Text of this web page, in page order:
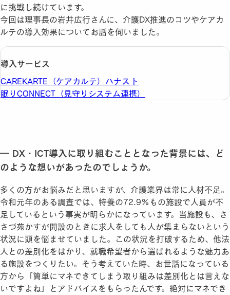
に挑戦し続けています。
今回は理事長の岩井広行さんに、介護DX推進のコツやケアカ
ルテの導入効果についてお話を伺いました。
導入サービス
CAREKARTE（ケアカルテ） ハナスト
眠りCONNECT（見守りシステム連携）
― DX・ICT導入に取り組むこととなった背景には、ど
のような想いがあったのでしょうか。
多くの方がお悩みだと思いますが、介護業界は常に人材不足。
令和元年のある調査では、特養の72.9%もの施設で人員が不
足しているという事実が明らかになっています。当施設も、さ
さづ苑かすが開設のときに求人をしても人が集まらないという
状況に頭を悩ませていました。この状況を打破するため、他法
人との差別化をはかり、就職希望者から選ばれるような魅力あ
る施設をつくりたい。そう考えていた時、お世話になっている
方から「簡単にマネできてしまう取り組みは差別化とは言えな
いですよね」とアドバイスをもらったんです。絶対にマネでき